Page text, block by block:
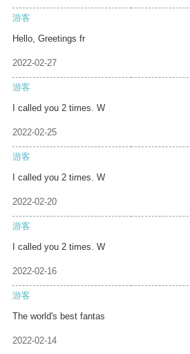
游客
Hello, Greetings fr
2022-02-27
游客
I called you 2 times. W
2022-02-25
游客
I called you 2 times. W
2022-02-20
游客
I called you 2 times. W
2022-02-16
游客
The world's best fantas
2022-02-14